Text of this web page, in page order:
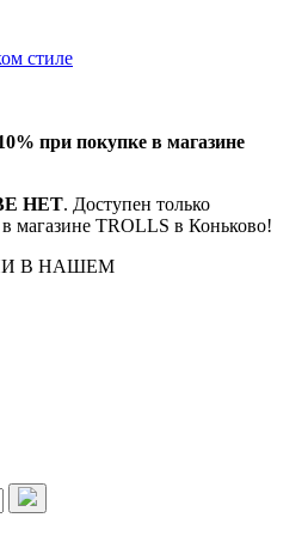
стиле
при покупке в магазине
НЕТ. Доступен только
TROLLS в Коньково!
В НАШЕМ